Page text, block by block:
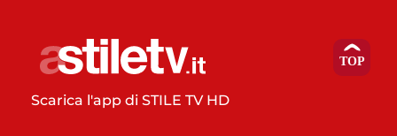
Scarica l'app di STILE TV HD